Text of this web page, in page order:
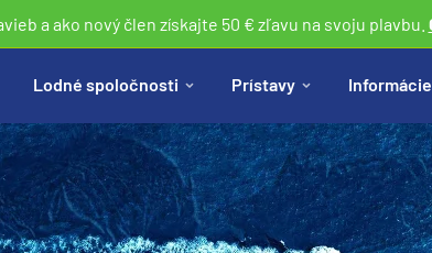
a ako nový člen získajte 50 € zľavu na svoju plavbu.
Lodné spoločnosti Prístavy Informácie